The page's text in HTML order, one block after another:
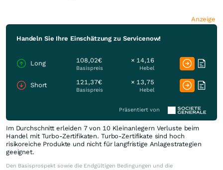
Anzeige
Handeln Sie Ihre Einschätzung zu Servicenow!
Long 108,02€
Basispreis
× 14,16
Hebel
Short 121,37€
Basispreis
× 13,75
Hebel
Präsentiert von
Im Durchschnitt erleiden 7 von 10 Kleinanlegern Verluste beim
Handel mit Turbo-Zertifikaten. Turbo-Zertifikate sind hoch
risikoreiche Produkte und nicht für langfristige Anlagestrategien
geeignet.
Den Basisprospekt sowie die Endgültigen Bedingungen und die